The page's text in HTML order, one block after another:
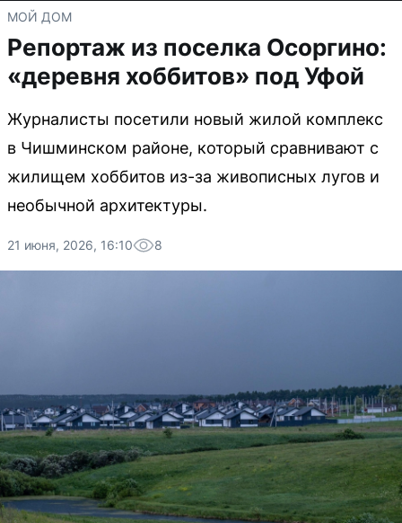
МОЙ ДОМ
Репортаж из поселка Осоргино:
«деревня хоббитов» под Уфой
Журналисты посетили новый жилой комплекс
в Чишминском районе, который сравнивают с
жилищем хоббитов из-за живописных лугов и
необычной архитектуры.
21 июня, 2026, 16:10 8